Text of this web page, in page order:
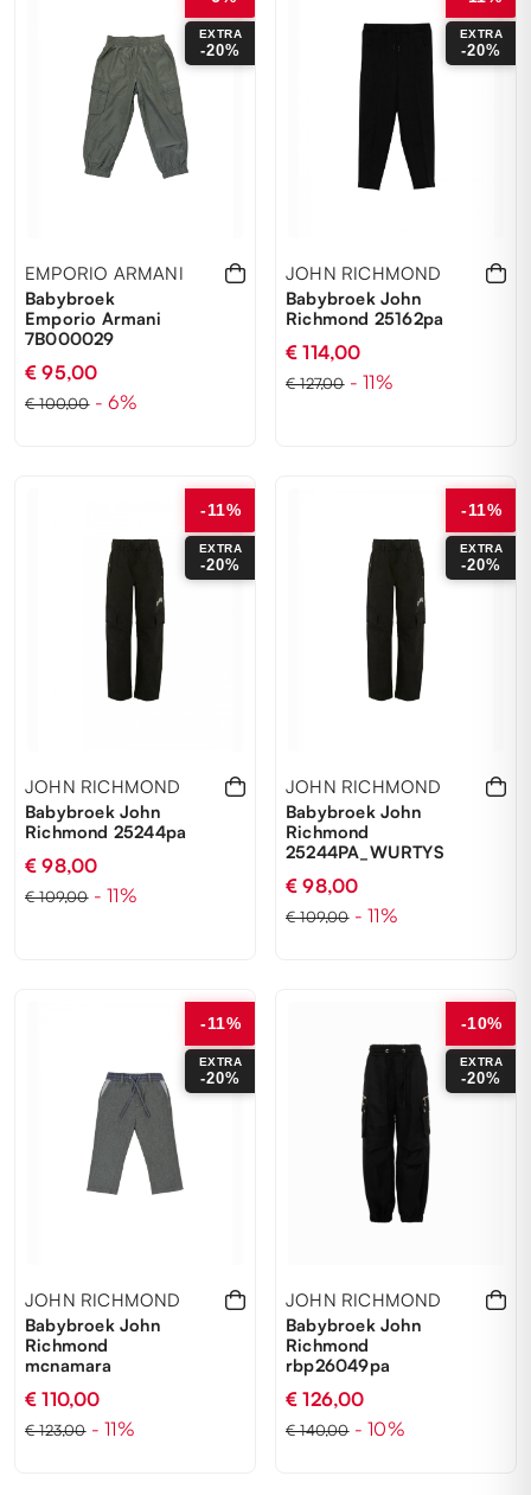
8Y
EXTRA
-20%
EMPORIO ARMANI
Babybroek
Emporio Armani
7B000029
€ 95,00
€ 100,00 - 6%
EXTRA
-20%
JOHN RICHMOND
Babybroek John
Richmond 25162pa
€ 114,00
€ 127,00 - 11%
EXTRA
-20%
-11%
JOHN RICHMOND
Babybroek John
Richmond 25244pa
€ 98,00
€ 109,00 - 11%
EXTRA
-20%
-11%
JOHN RICHMOND
Babybroek John
Richmond
25244PA_WURTYS
€ 98,00
€ 109,00 - 11%
EXTRA
-20%
-11%
JOHN RICHMOND
Babybroek John
Richmond
mcnamara
€ 110,00
€ 123,00 - 11%
EXTRA
-20%
-10%
JOHN RICHMOND
Babybroek John
Richmond
rbp26049pa
€ 126,00
€ 140,00 - 10%